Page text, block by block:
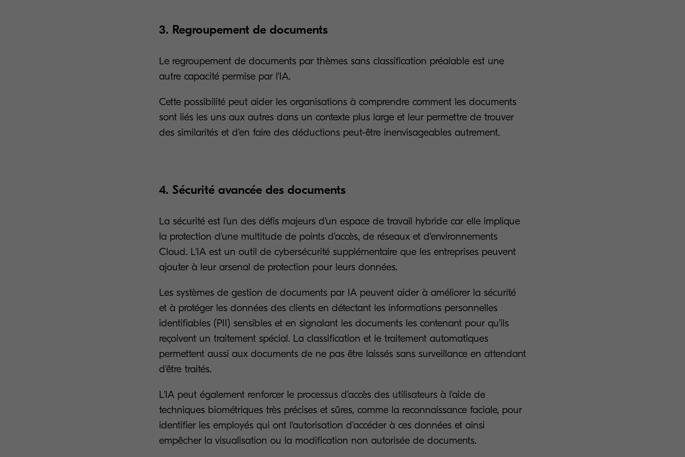
3. Regroupement de documents
Le regroupement de documents par thèmes sans classification préalable est une
autre capacité permise par l'IA.
Cette possibilité peut aider les organisations à comprendre comment les documents
sont liés les uns aux autres dans un contexte plus large et leur permettre de trouver
des similarités et d'en faire des déductions peut-être inenvisageables autrement.
4. Sécurité avancée des documents
La sécurité est l'un des défis majeurs d'un espace de travail hybride car elle implique
la protection d'une multitude de points d'accès, de réseaux et d'environnements
Cloud. L'IA est un outil de cybersécurité supplémentaire que les entreprises peuvent
ajouter à leur arsenal de protection pour leurs données.
Les systèmes de gestion de documents par IA peuvent aider à améliorer la sécurité
et à protéger les données des clients en détectant les informations personnelles
identifiables (PII) sensibles et en signalant les documents les contenant pour qu'ils
reçoivent un traitement spécial. La classification et le traitement automatiques
permettent aussi aux documents de ne pas être laissés sans surveillance en attendant
d'être traités.
L'IA peut également renforcer le processus d'accès des utilisateurs à l'aide de
techniques biométriques très précises et sûres, comme la reconnaissance faciale, pour
identifier les employés qui ont l'autorisation d'accéder à ces données et ainsi
empêcher la visualisation ou la modification non autorisée de documents.